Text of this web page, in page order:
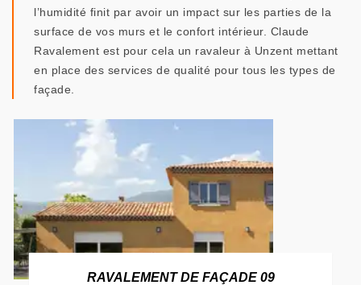
l’humidité finit par avoir un impact sur les parties de la
surface de vos murs et le confort intérieur. Claude
Ravalement est pour cela un ravaleur à Unzent mettant
en place des services de qualité pour tous les types de
façade.
RAVALEMENT DE FAÇADE 09